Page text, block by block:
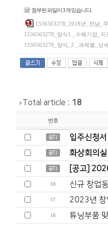
첨부된 파일이3개 있습니다.
1536563278_2018년_전남_
1536563278_양식1._수혜기업_지
1536563278_양식_2._과제별_상
Total article : 18
번호
입주신청서
화상회의
[공고]
18 신규 창업
17 2023년 창
16 튜닝부품